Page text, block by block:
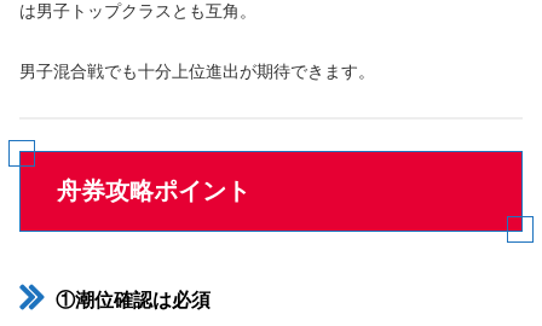
は男子トップクラスとも互角。
男子混合戦でも十分上位進出が期待できます。
舟券攻略ポイント
①潮位確認は必須